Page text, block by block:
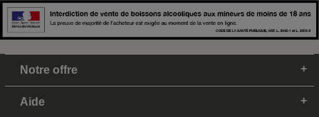
Notre offre
Aide